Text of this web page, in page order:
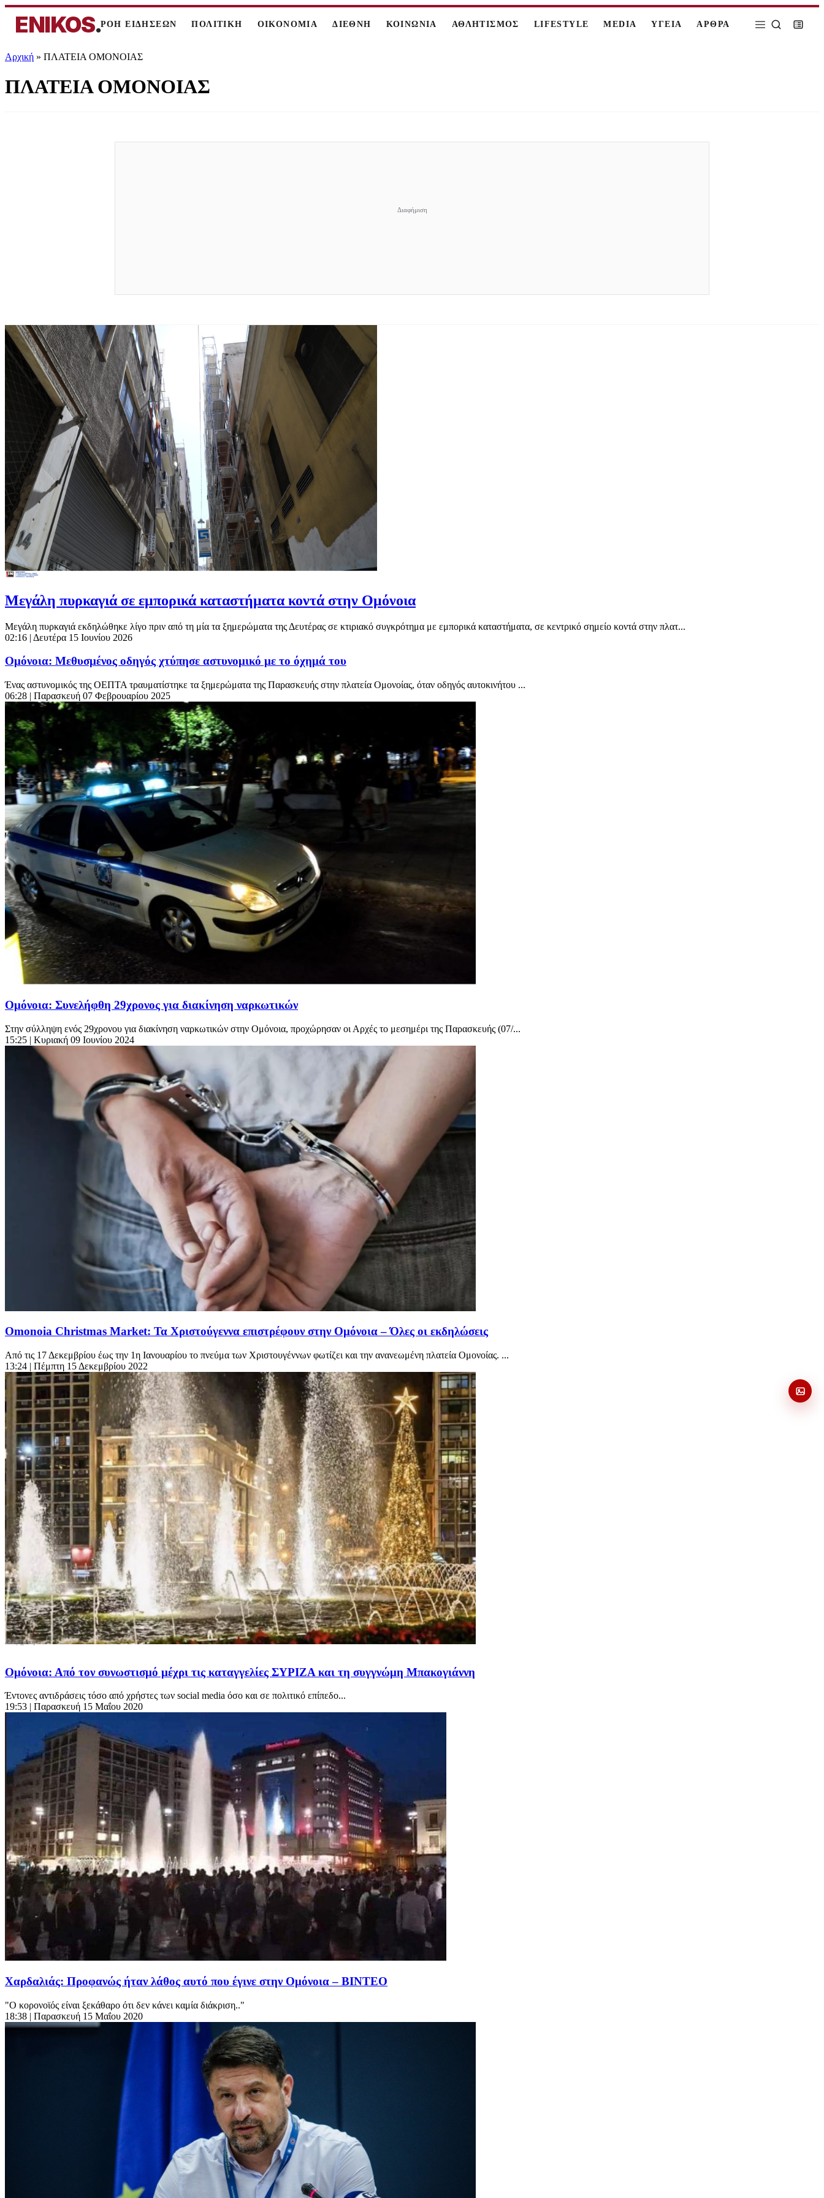
ENIKOS.ΡΟΗ ΕΙΔΗΣΕΩΝ ΠΟΛΙΤΙΚΗ ΟΙΚΟΝΟΜΙΑ ΔΙΕΘΝΗ ΚΟΙΝΩΝΙΑ ΑΘΛΗΤΙΣΜΟΣ LIFESTYLE MEDIA ΥΓΕΙΑ ΑΡΘΡΑ
Αρχική » ΠΛΑΤΕΙΑ ΟΜΟΝΟΙΑΣ
ΠΛΑΤΕΙΑ ΟΜΟΝΟΙΑΣ
Μεγάλη πυρκαγιά σε εμπορικά καταστήματα κοντά στην Ομόνοια
Μεγάλη πυρκαγιά εκδηλώθηκε λίγο πριν από τη μία τα ξημερώματα της Δευτέρας σε κτιριακό συγκρότημα με εμπορικά καταστήματα, σε κεντρικό σημείο κοντά στην πλατ...
02:16 | Δευτέρα 15 Ιουνίου 2026
Ομόνοια: Μεθυσμένος οδηγός χτύπησε αστυνομικό με το όχημά του
Ένας αστυνομικός της ΟΕΠΤΑ τραυματίστηκε τα ξημερώματα της Παρασκευής στην πλατεία Ομονοίας, όταν οδηγός αυτοκινήτου ...
06:28 | Παρασκευή 07 Φεβρουαρίου 2025
Ομόνοια: Συνελήφθη 29χρονος για διακίνηση ναρκωτικών
Στην σύλληψη ενός 29χρονου για διακίνηση ναρκωτικών στην Ομόνοια, προχώρησαν οι Αρχές το μεσημέρι της Παρασκευής (07/...
15:25 | Κυριακή 09 Ιουνίου 2024
Omonoia Christmas Market: Τα Χριστούγεννα επιστρέφουν στην Ομόνοια – Όλες οι εκδηλώσεις
Από τις 17 Δεκεμβρίου έως την 1η Ιανουαρίου το πνεύμα των Χριστουγέννων φωτίζει και την ανανεωμένη πλατεία Ομονοίας. ...
13:24 | Πέμπτη 15 Δεκεμβρίου 2022
Ομόνοια: Από τον συνωστισμό μέχρι τις καταγγελίες ΣΥΡΙΖΑ και τη συγγνώμη Μπακογιάννη
Έντονες αντιδράσεις τόσο από χρήστες των social media όσο και σε πολιτικό επίπεδο...
19:53 | Παρασκευή 15 Μαΐου 2020
Χαρδαλιάς: Προφανώς ήταν λάθος αυτό που έγινε στην Ομόνοια – ΒΙΝΤΕΟ
"Ο κορονοϊός είναι ξεκάθαρο ότι δεν κάνει καμία διάκριση.."
18:38 | Παρασκευή 15 Μαΐου 2020